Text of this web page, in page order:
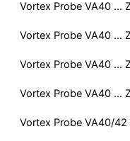
Vortex Probe VA40 …
Vortex Probe VA40 …
Vortex Probe VA40 …
Vortex Probe VA40 …
Vortex Probe VA40/